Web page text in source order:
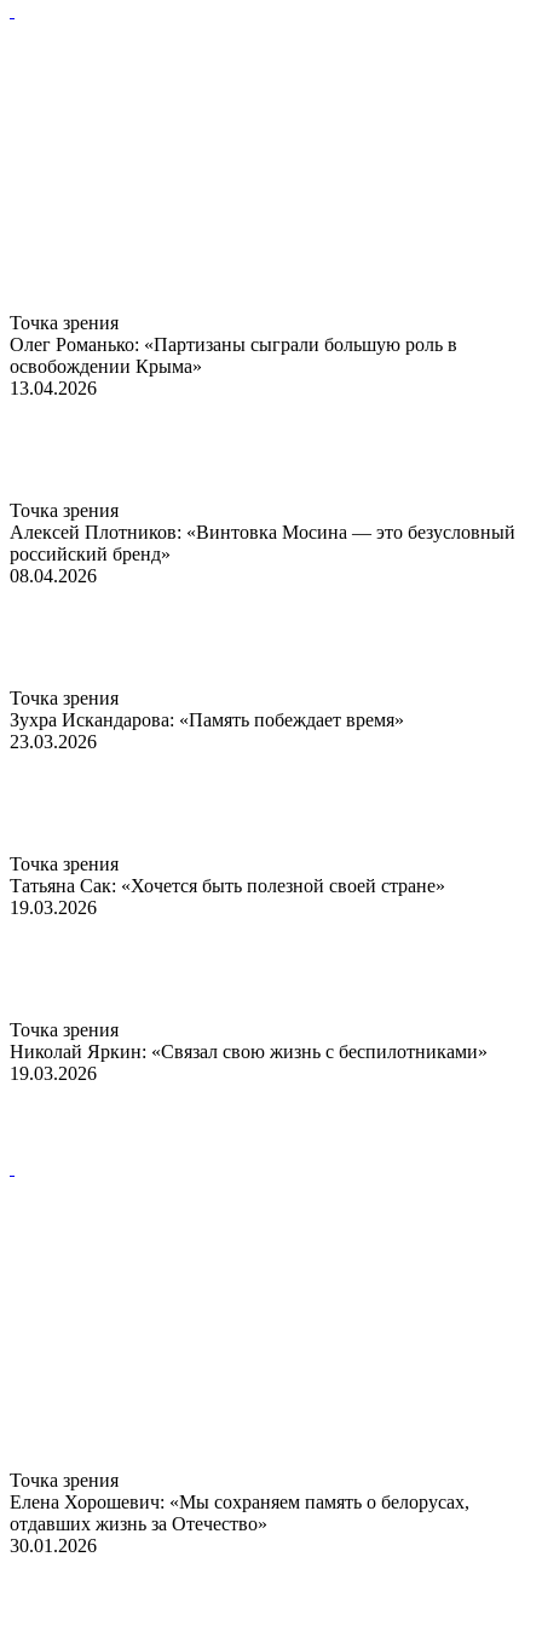
Точка зрения
Олег Романько: «Партизаны сыграли большую роль в
освобождении Крыма»
13.04.2026
Точка зрения
Алексей Плотников: «Винтовка Мосина — это безусловный
российский бренд»
08.04.2026
Точка зрения
Зухра Искандарова: «Память побеждает время»
23.03.2026
Точка зрения
Татьяна Сак: «Хочется быть полезной своей стране»
19.03.2026
Точка зрения
Николай Яркин: «Связал свою жизнь с беспилотниками»
19.03.2026
Точка зрения
Елена Хорошевич: «Мы сохраняем память о белорусах,
отдавших жизнь за Отечество»
30.01.2026